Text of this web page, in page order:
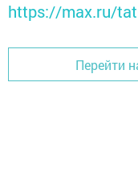
https://max.ru/
Перейти